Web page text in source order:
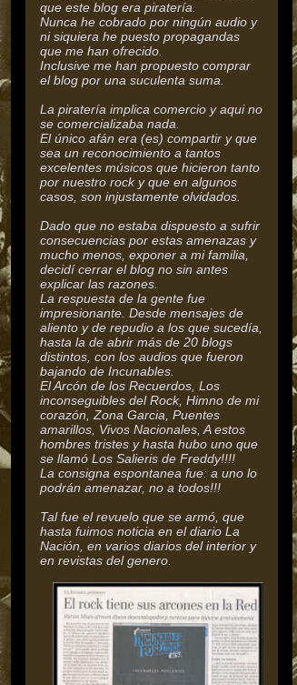
que este blog era piratería.
Nunca he cobrado por ningún audio y
ni siquiera he puesto propagandas
que me han ofrecido.
Inclusive me han propuesto comprar
el blog por una suculenta suma.
La piratería implica comercio y aqui no
se comercializaba nada.
El único afán era (es) compartir y que
sea un reconocimiento a tantos
excelentes músicos que hicieron tanto
por nuestro rock y que en algunos
casos, son injustamente olvidados.
Dado que no estaba dispuesto a sufrir
consecuencias por estas amenazas y
mucho menos, exponer a mi familia,
decidí cerrar el blog no sin antes
explicar las razones.
La respuesta de la gente fue
impresionante. Desde mensajes de
aliento y de repudio a los que sucedía,
hasta la de abrir más de 20 blogs
distintos, con los audios que fueron
bajando de Incunables.
El Arcón de los Recuerdos, Los
inconseguibles del Rock, Himno de mi
corazón, Zona Garcia, Puentes
amarillos, Vivos Nacionales, A estos
hombres tristes y hasta hubo uno que
se llamó Los Salieris de Freddy!!!!
La consigna espontanea fue: a uno lo
podrán amenazar, no a todos!!!
Tal fue el revuelo que se armó, que
hasta fuimos noticia en el diario La
Nación, en varios diarios del interior y
en revistas del genero.